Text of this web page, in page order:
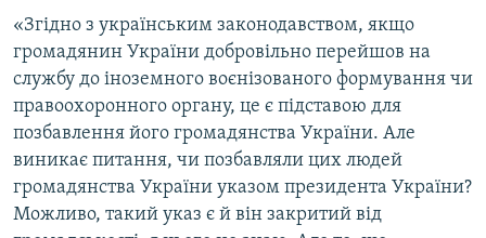
«Згідно з українським законодавством, якщо
громадянин України добровільно перейшов на
службу до іноземного воєнізованого формування чи
правоохоронного органу, це є підставою для
позбавлення його громадянства України. Але
виникає питання, чи позбавляли цих людей
громадянства України указом президента України?
Можливо, такий указ є й він закритий від